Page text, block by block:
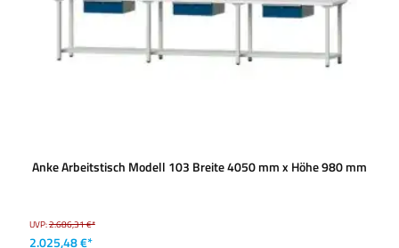
Anke Arbeitstisch Modell 103 Breite 4050 mm x Höhe 980 mm
UVP:2.686,31 €*
2.025,48 €*